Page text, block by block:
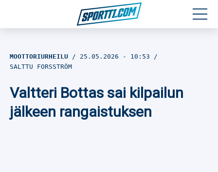
Jalkapallo
Yleisurheilu
MOOTTORIURHEILU 25.05.2026 - 10:53
SALTTU FORSSTRÖM
Valtteri Bottas sai kilpailun
jälkeen rangaistuksen